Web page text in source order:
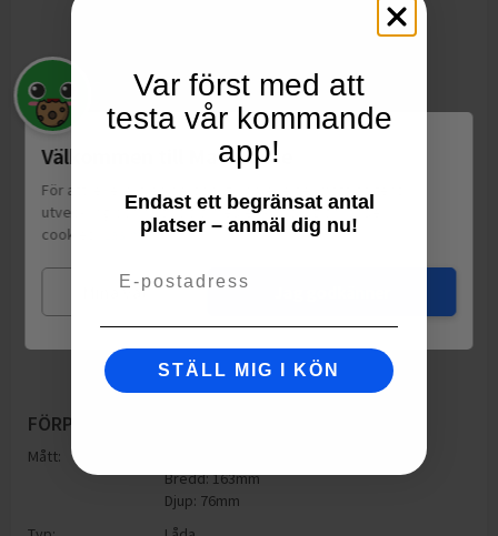
FÖRPACKNING
Mått:
Bredd: 163mm
Djup: 76mm
Välkommen till Matspar.se
För att leverera en personlig upplevelse, mäta sajtens
utveckling och ha sociala medier-koppling använder vi
cookies.
Läs mer
Mina val
Var först med att
testa vår kommande
app!
Endast ett begränsat antal
platser – anmäl dig nu!
STÄLL MIG I KÖN